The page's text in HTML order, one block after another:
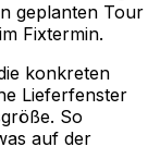
geplanten Tour
Fixtermin.
konkreten
Lieferfenster
So
auf der